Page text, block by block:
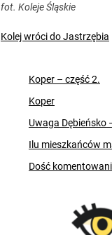
fot. Koleje Śląskie
Kolej wróci do Jastrzębia
Koper – część 2.
Koper
Uwaga Dębieńsko
Ilu mieszkańców
Dość